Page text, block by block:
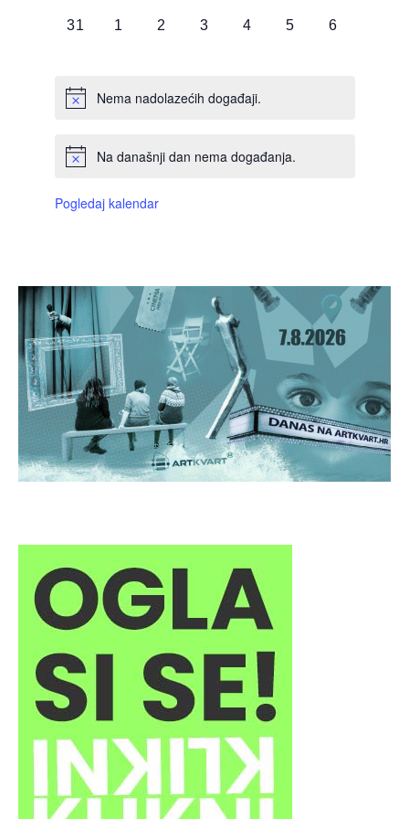
0
31
0
1
0
2
0
3
0
4
0
5
0
6
Nema nadolazećih događaji.
Na današnji dan nema događanja.
Pogledaj kalendar